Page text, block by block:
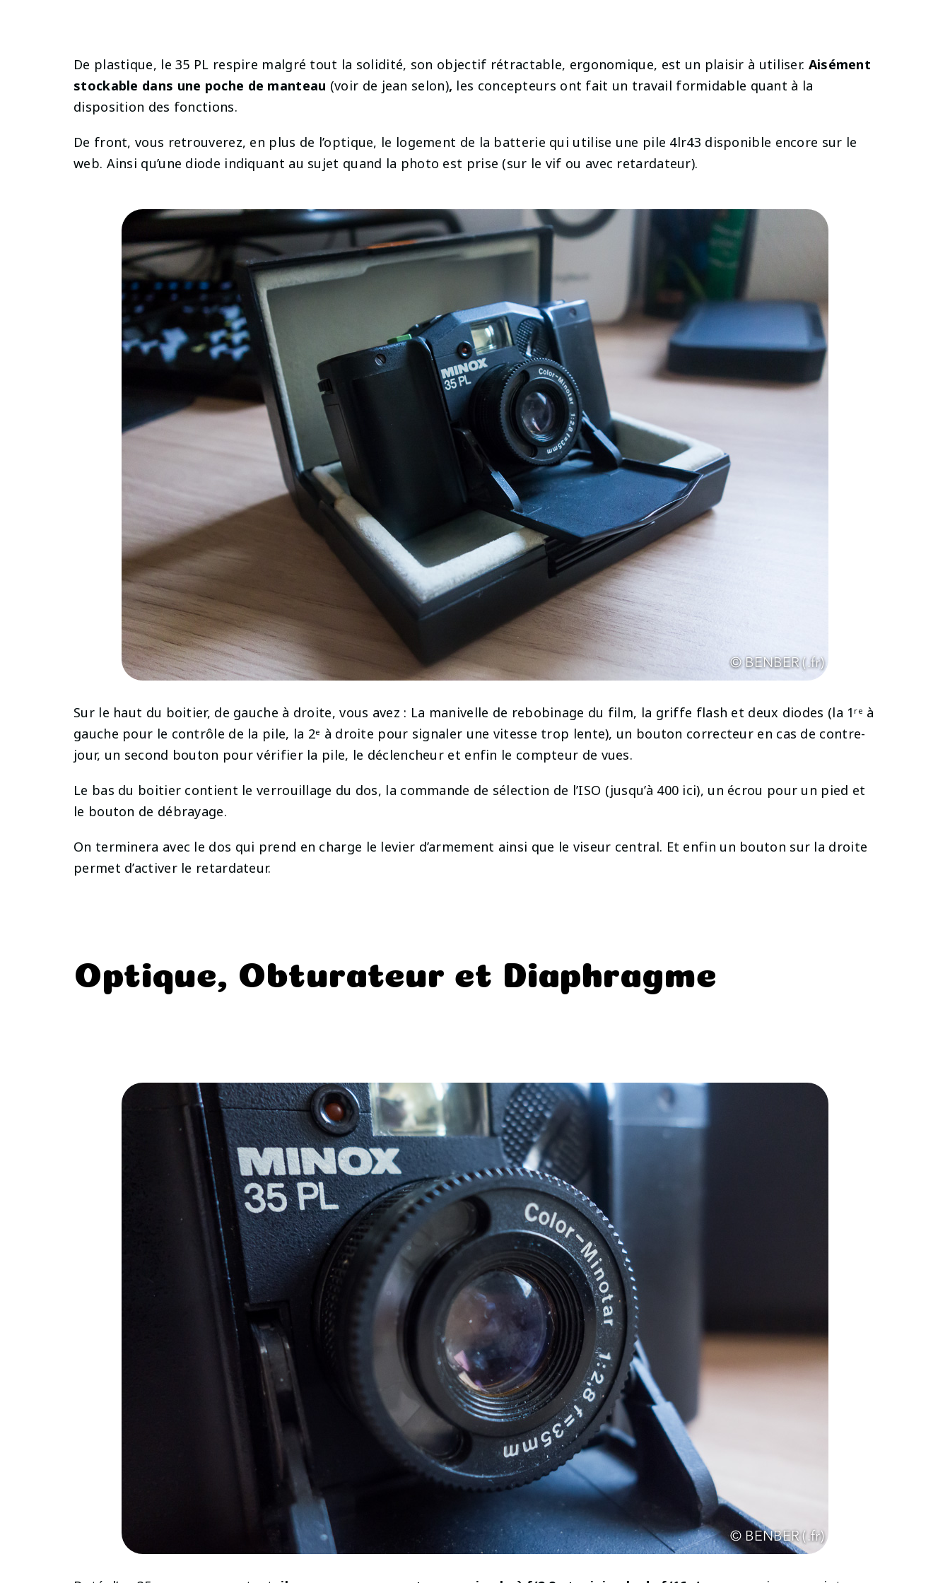
De plastique, le 35 PL respire malgré tout la solidité, son objectif rétractable, ergonomique, est un plaisir à utiliser. Aisément
stockable dans une poche de manteau (voir de jean selon), les concepteurs ont fait un travail formidable quant à la
disposition des fonctions.
De front, vous retrouverez, en plus de l’optique, le logement de la batterie qui utilise une pile 4lr43 disponible encore sur le
web. Ainsi qu’une diode indiquant au sujet quand la photo est prise (sur le vif ou avec retardateur).
Sur le haut du boitier, de gauche à droite, vous avez : La manivelle de rebobinage du film, la griffe flash et deux diodes (la 1ʳᵉ à
gauche pour le contrôle de la pile, la 2ᵉ à droite pour signaler une vitesse trop lente), un bouton correcteur en cas de contre-
jour, un second bouton pour vérifier la pile, le déclencheur et enfin le compteur de vues.
Le bas du boitier contient le verrouillage du dos, la commande de sélection de l’ISO (jusqu’à 400 ici), un écrou pour un pied et
le bouton de débrayage.
On terminera avec le dos qui prend en charge le levier d’armement ainsi que le viseur central. Et enfin un bouton sur la droite
permet d’activer le retardateur.
Optique, Obturateur et Diaphragme